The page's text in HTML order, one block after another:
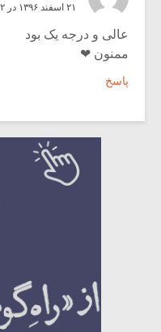
۲۱ اسفند ۱۳۹۶ در ۶:۰۲ ب٫ظ
عالی و درجه یک بود
ممنون ❤
پاسخ